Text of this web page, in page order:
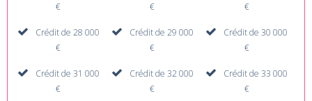
€
€
€
Crédit de 28 000
€
Crédit de 29 000
€
Crédit de 30 000
€
Crédit de 31 000
€
Crédit de 32 000
€
Crédit de 33 000
€